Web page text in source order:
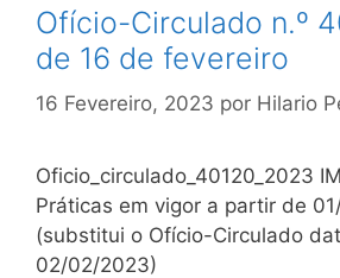
Ofício-Circulado n.º
de 16 de fevereiro
16 Fevereiro, 2023 por Hilario
Oficio_circulado_40120_2023
Práticas em vigor a partir de
(substitui o Ofício-Circulado
02/02/2023)